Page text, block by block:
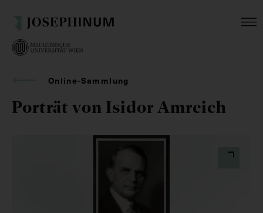
Online-Sammlung
Porträt von Isidor Amreich